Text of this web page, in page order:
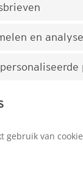
en
gebruik van